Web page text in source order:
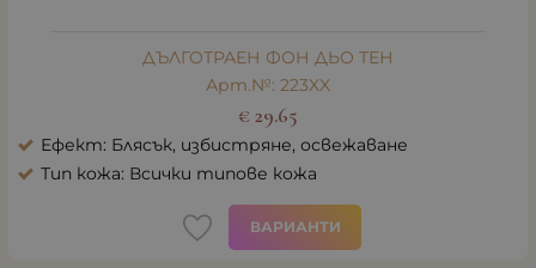
ДЪЛГОТРАЕН ФОН ДЬО ТЕН
Арт.№: 223XX
29.65
€
Ефект: Блясък, избистряне, освежаване
Тип кожа: Всички типове кожа
ВАРИАНТИ